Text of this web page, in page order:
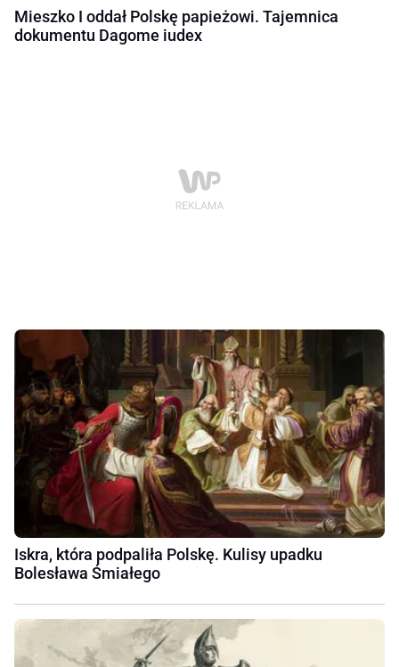
Mieszko I oddał Polskę papieżowi. Tajemnica
dokumentu Dagome iudex
Iskra, która podpaliła Polskę. Kulisy upadku
Bolesława Śmiałego